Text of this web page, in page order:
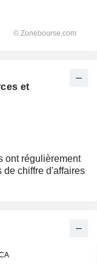
et
ont régulièrement
de chiffre d'affaires